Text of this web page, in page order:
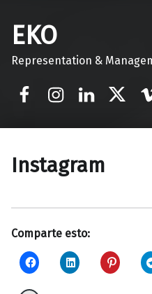
EKO
Representation &
Instagram
Comparte esto: